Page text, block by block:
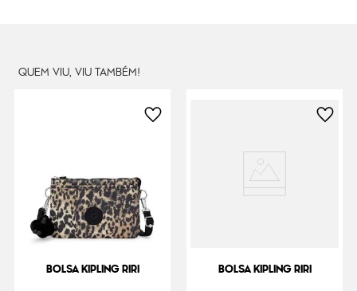
QUEM VIU, VIU TAMBÉM!
BOLSA KIPLING RIRI BOLSA KIPLING RIRI